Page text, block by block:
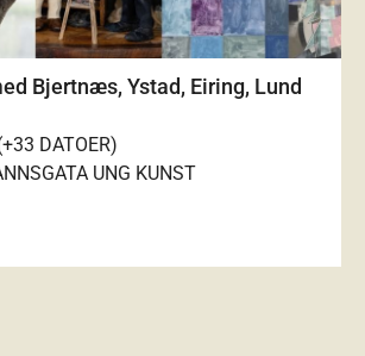
Bjertnæs, Ystad, Eiring, Lund
DATOER)
UNG KUNST